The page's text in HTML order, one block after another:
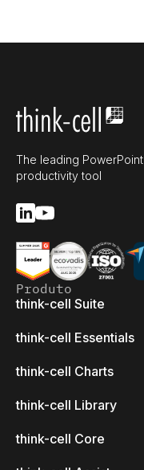
The leading PowerPoint
productivity tool
Produto
think-cell Suite
think-cell Essentials
think-cell Charts
think-cell Library
think-cell Core